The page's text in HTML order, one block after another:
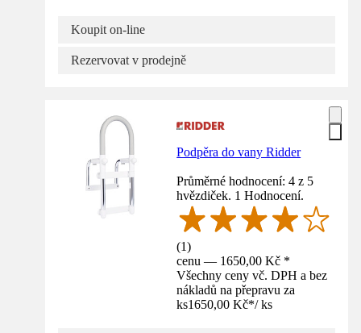
Koupit on-line
Rezervovat v prodejně
Podpěra do vany Ridder
Průměrné hodnocení: 4 z 5
hvězdiček. 1 Hodnocení.
(1)
cenu — 1650,00 Kč *
Všechny ceny vč. DPH a bez
nákladů na přepravu za
ks1650,00 Kč*/ ks